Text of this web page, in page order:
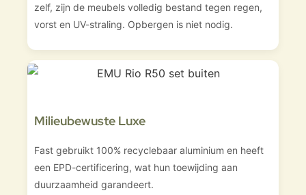
zelf, zijn de meubels volledig bestand tegen regen,
vorst en UV-straling. Opbergen is niet nodig.
Milieubewuste Luxe
Fast gebruikt 100% recyclebaar aluminium en heeft
een EPD-certificering, wat hun toewijding aan
duurzaamheid garandeert.